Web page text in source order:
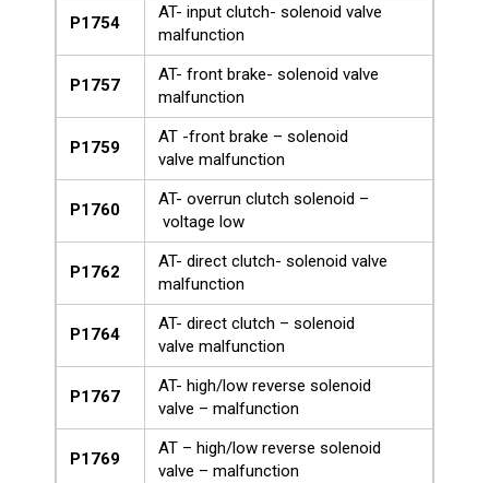
P1754
AT- input clutch- solenoid valve
malfunction
P1757
AT- front brake- solenoid valve
malfunction
P1759
AT -front brake – solenoid
valve malfunction
P1760
AT- overrun clutch solenoid –
voltage low
P1762
AT- direct clutch- solenoid valve
malfunction
P1764
AT- direct clutch – solenoid
valve malfunction
P1767
AT- high/low reverse solenoid
valve – malfunction
P1769
AT – high/low reverse solenoid
valve – malfunction